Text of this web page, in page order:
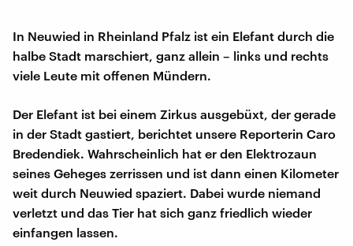
In Neuwied in Rheinland Pfalz ist ein Elefant durch die
halbe Stadt marschiert, ganz allein – links und rechts
viele Leute mit offenen Mündern.
Der Elefant ist bei einem Zirkus ausgebüxt, der gerade
in der Stadt gastiert, berichtet unsere Reporterin Caro
Bredendiek. Wahrscheinlich hat er den Elektrozaun
seines Geheges zerrissen und ist dann einen Kilometer
weit durch Neuwied spaziert. Dabei wurde niemand
verletzt und das Tier hat sich ganz friedlich wieder
einfangen lassen.